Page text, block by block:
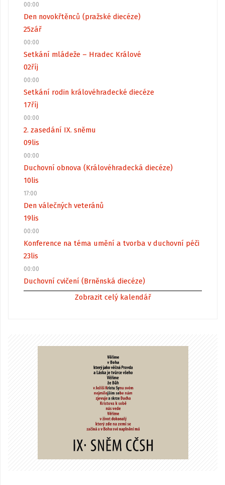
00:00
Den novokřtěnců (pražské diecéze)
25zář
00:00
Setkání mládeže – Hradec Králové
02říj
00:00
Setkání rodin královéhradecké diecéze
17říj
00:00
2. zasedání IX. sněmu
09lis
00:00
Duchovní obnova (Královéhradecká diecéze)
10lis
17:00
Den válečných veteránů
19lis
00:00
Konference na téma umění a tvorba v duchovní péči
23lis
00:00
Duchovní cvičení (Brněnská diecéze)
Zobrazit celý kalendář